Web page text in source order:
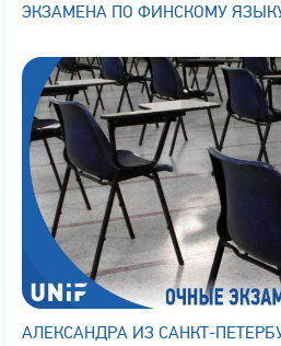
ЭКЗАМЕНА ПО ФИНСКОМУ
АЛЕКСАНДРА ИЗ САНКТ-